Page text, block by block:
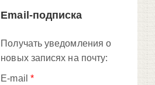
Email-подписка
Получать уведомления о
новых записях на почту:
E-mail *